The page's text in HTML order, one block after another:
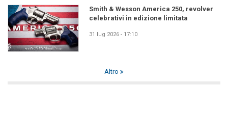
Smith & Wesson America 250, revolver
celebrativi in edizione limitata
31 lug 2026 - 17:10
Altro